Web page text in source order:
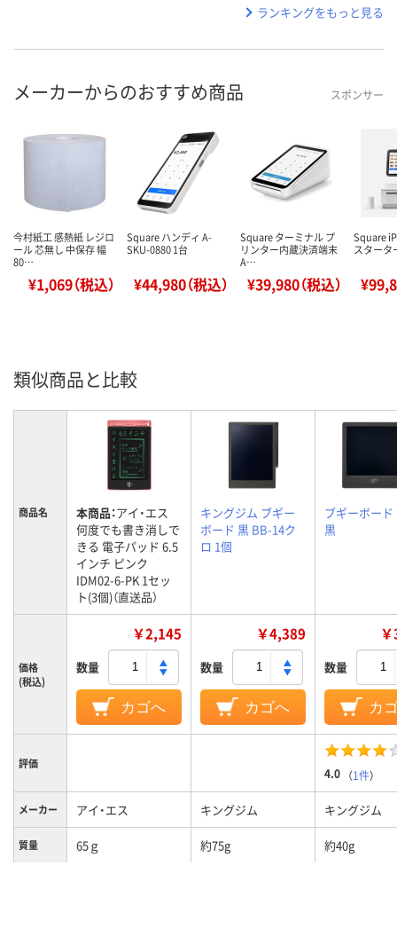
ランキングをもっと見る
メーカーからのおすすめ商品 スポンサー
今村紙工 感熱紙 レジロ
ール 芯無し 中保存 幅
80…
¥1,069（税込）
Square ハンディ A-
SKU-0880 1台
¥44,980（税込）
Square ターミナル プ
リンター内蔵決済端末
A…
¥39,980（税込）
Square
スター
類似商品と比較
商品名 本商品：アイ・エス
何度でも書き消しで
きる 電子パッド 6.5
インチ ピンク
IDM02-6-PK 1セッ
ト(3個)（直送品）
キングジム ブギー
ボード 黒 BB-14ク
ロ 1個
ブギーボー
黒
価格
(税込)
￥2,145
数量
カゴへ
￥4,389
数量
カゴへ
数量
カ
評価
4.0 （1件）
メーカー アイ・エス キングジム キングジム
質量 65ｇ 約75g 約40g